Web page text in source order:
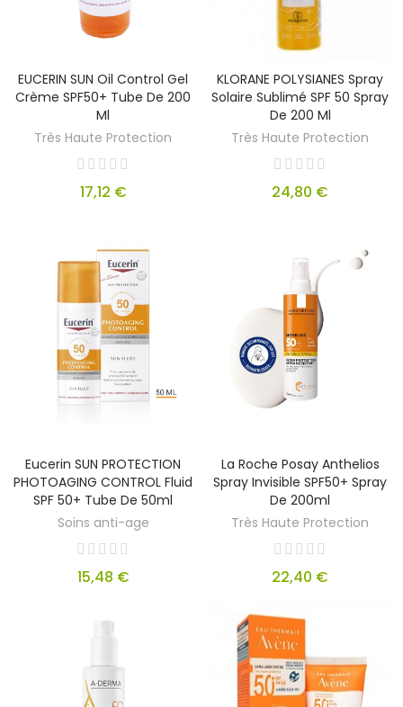
EUCERIN SUN Oil Control Gel
Crème SPF50+ Tube De 200
Ml
Très Haute Protection
17,12 €
KLORANE POLYSIANES Spray
Solaire Sublimé SPF 50 Spray
De 200 Ml
Très Haute Protection
24,80 €
Eucerin SUN PROTECTION
PHOTOAGING CONTROL Fluid
SPF 50+ Tube De 50ml
Soins anti-age
15,48 €
La Roche Posay Anthelios
Spray Invisible SPF50+ Spray
De 200ml
Très Haute Protection
22,40 €